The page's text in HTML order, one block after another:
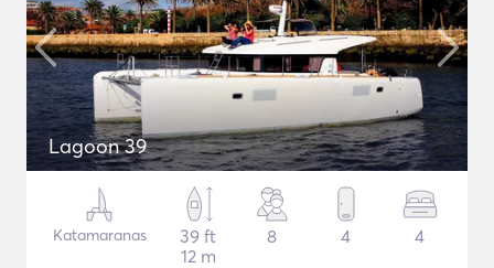
Lagoon 39
Katamaranas
39 ft
12 m
8 4 4